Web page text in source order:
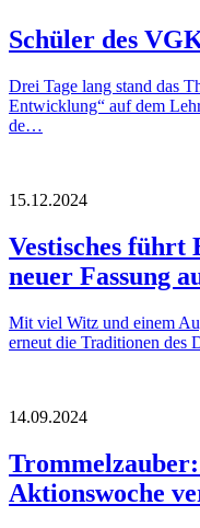
Schüler des
Drei Tage lang stand das
Entwicklung“ auf dem
de…
15.12.2024
Vestisches führt
neuer Fassung
Mit viel Witz und einem
erneut die Traditionen des
14.09.2024
Aktionswoche